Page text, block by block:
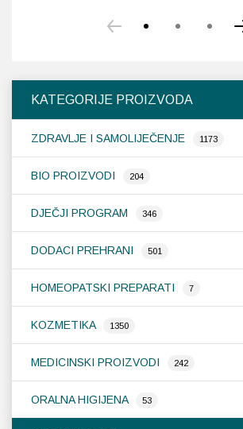
KATEGORIJE PROIZVODA
ZDRAVLJE I SAMOLIJEČENJE 1173
BIO PROIZVODI 204
DJEČJI PROGRAM 346
DODACI PREHRANI 501
HOMEOPATSKI PREPARATI 7
KOZMETIKA 1350
MEDICINSKI PROIZVODI 242
ORALNA HIGIJENA 53